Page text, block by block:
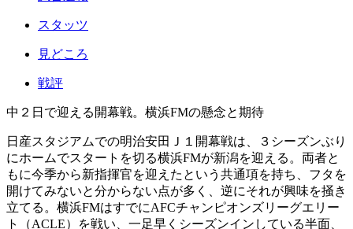
スタッツ
見どころ
戦評
中２日で迎える開幕戦。横浜FMの懸念と期待
日産スタジアムでの明治安田Ｊ１開幕戦は、３シーズンぶり
にホームでスタートを切る横浜FMが新潟を迎える。両者と
もに今季から新指揮官を迎えたという共通項を持ち、フタを
開けてみないと分からない点が多く、逆にそれが興味を掻き
立てる。横浜FMはすでにAFCチャンピオンズリーグエリー
ト（ACLE）を戦い、一足早くシーズンインしている半面、